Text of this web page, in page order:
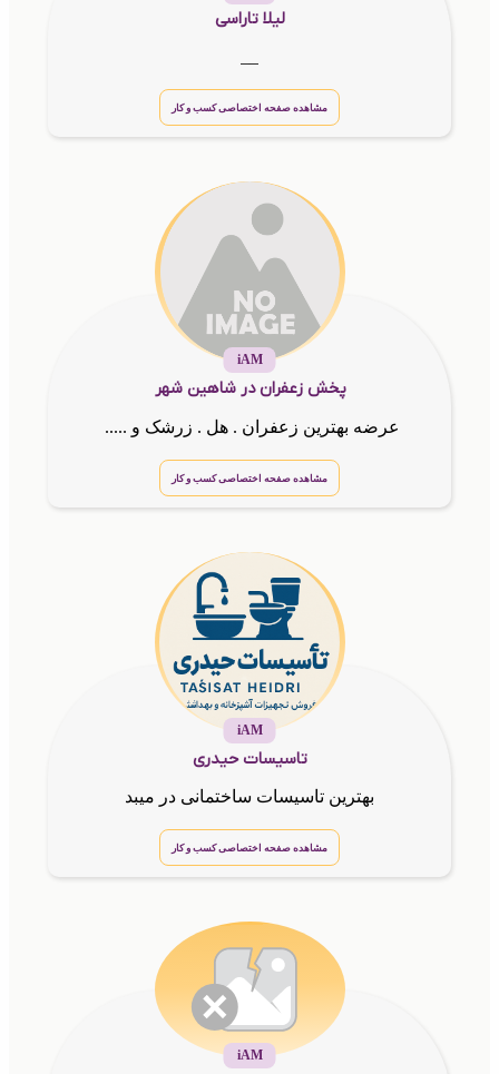
لیلا تاراسی
مشاهده صفحه اختصاصی کسب و کار
iAM
پخش زعفران در شاهین شهر
عرضه بهترین زعفران . هل . زرشک و .....
مشاهده صفحه اختصاصی کسب و کار
iAM
تاسیسات حیدری
بهترین تاسیسات ساختمانی در میبد
مشاهده صفحه اختصاصی کسب و کار
iAM